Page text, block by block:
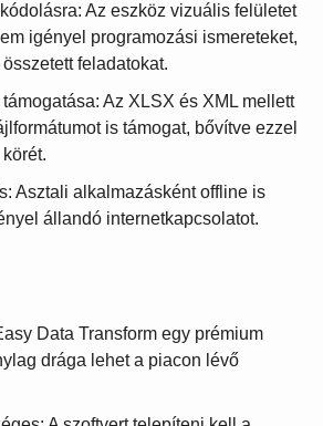
Az eszköz vizuális felületet
igényel programozási ismereteket,
feladatokat.
Az XLSX és XML mellett
is támogat, bővítve ezzel
Asztali alkalmazásként offline is
állandó internetkapcsolatot.
Data Transform egy prémium
drága lehet a piacon lévő